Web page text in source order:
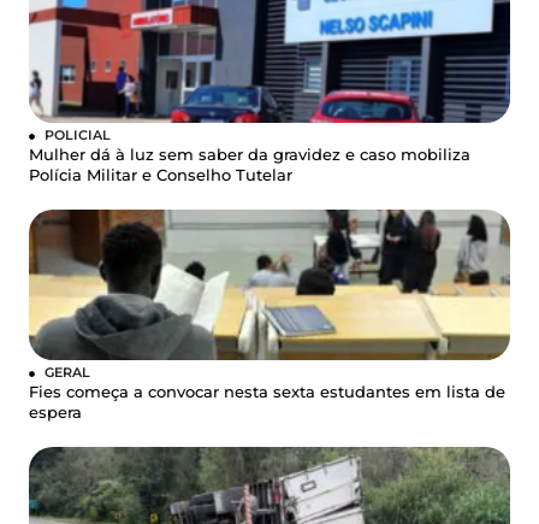
POLICIAL
Mulher dá à luz sem saber da gravidez e caso mobiliza
Polícia Militar e Conselho Tutelar
GERAL
Fies começa a convocar nesta sexta estudantes em lista de
espera